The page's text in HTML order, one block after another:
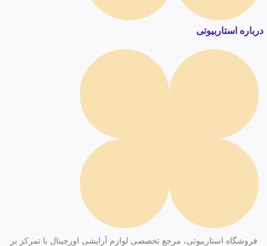
درباره استاربیوتی
فروشگاه استاربیوتی، مرجع تخصصی لوازم آرایشی اورجینال با تمرکز بر